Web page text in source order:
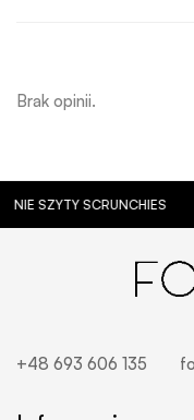
Brak opinii.
SCRUNCHIES
+48 693 606 135